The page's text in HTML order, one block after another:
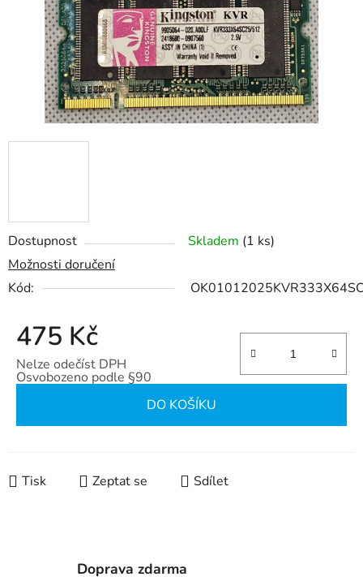
Dostupnost Skladem (1 ks)
Možnosti doručení
Kód:
475 Kč
Nelze odečíst DPH
Osvobozeno podle §90
DO KOŠÍKU
Tisk Zeptat se Sdílet
Doprava zdarma